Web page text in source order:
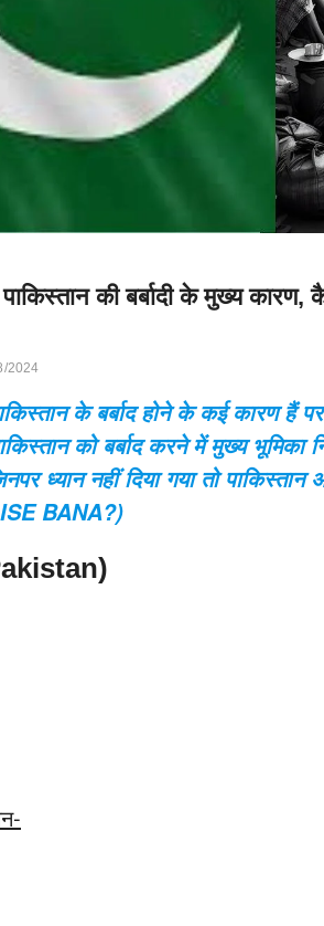
की बर्बादी के मुख्य
2024
के बर्बाद होने के कई कारण हैं
को बर्बाद करने में मुख्य भूमिका
ध्यान नहीं दिया गया तो पाकिस्तान
BANA?)